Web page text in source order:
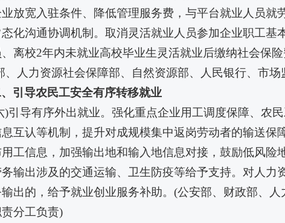
放宽入驻条件、降低管理服务费，与平台就业人员就
化沟通协调机制。取消灵活就业人员参加企业职工基
离校2年内未就业高校毕业生灵活就业后缴纳社会保
、人力资源社会保障部、自然资源部、人民银行、市
引导农民工安全有序转移就业
)引导有序外出就业。强化重点企业用工调度保障、农
互认等机制，提升对成规模集中返岗劳动者的输送保
工信息，加强输出地和输入地信息对接，鼓励低风险
输出涉及的交通运输、卫生防疫等给予支持。对人力
出的，给予就业创业服务补助。(公安部、财政部、
分工负责)